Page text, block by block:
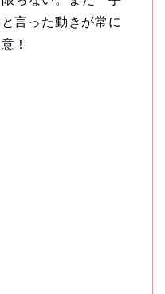
言った動きが常に
！